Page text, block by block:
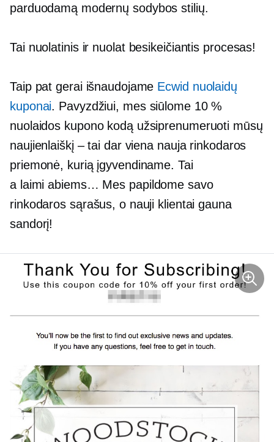
parduodamą modernų sodybos stilių.
Tai nuolatinis ir nuolat besikeičiantis procesas!
Taip pat gerai išnaudojame Ecwid nuolaidų
kuponai. Pavyzdžiui, mes siūlome 10 %
nuolaidos kupono kodą užsiprenumeruoti mūsų
naujienlaiškį – tai dar viena nauja rinkodaros
priemonė, kurią įgyvendiname. Tai
a laimi abiems… Mes papildome savo
rinkodaros sąrašus, o nauji klientai gauna
sandorį!